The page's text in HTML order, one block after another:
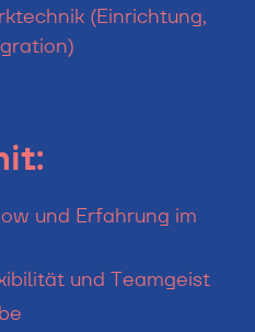
(Einrichtung,
und Erfahrung im
und Teamgeist